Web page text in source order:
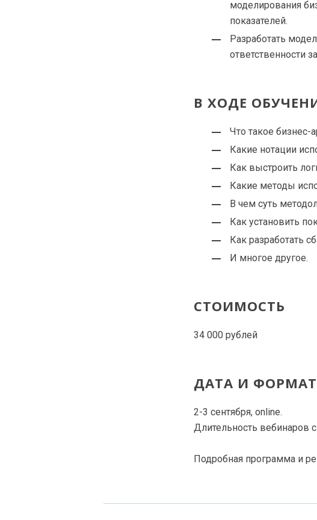
моделирования
показателей.
Разработать
ответственности
В ХОДЕ
Что такое бизнес-
Какие нотации
Как выстроить
Какие методы
В чем суть
Как установить
Как разработать
И многое другое.
СТОИМОСТЬ
34 000 рублей
ДАТА И ФОРМАТ
2-3 сентября, online.
Длительность вебинаров
Подробная программа и